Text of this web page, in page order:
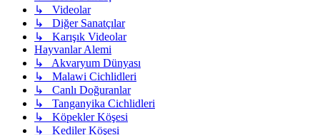
↳ Videolar
↳ Diğer Sanatçılar
↳ Karışık Videolar
Hayvanlar Alemi
↳ Akvaryum Dünyası
↳ Malawi Cichlidleri
↳ Canlı Doğuranlar
↳ Tanganyika Cichlidleri
↳ Köpekler Köşesi
↳ Kediler Köşesi